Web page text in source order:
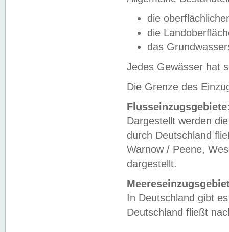
die
die
das
Jedes Gewässer hat
Die Grenze des
Dargestellt werden
durch Deutschland
Warnow / Peene,
dargestellt.
In Deutschland gibt
Deutschland fließt